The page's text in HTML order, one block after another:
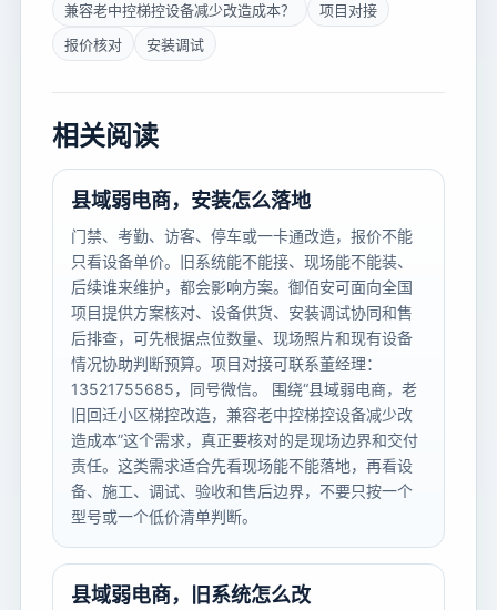
兼容老中控梯控设备减少改造成本？
项目对接
报价核对
安装调试
相关阅读
县域弱电商，安装怎么落地
门禁、考勤、访客、停车或一卡通改造，报价不能
只看设备单价。旧系统能不能接、现场能不能装、
后续谁来维护，都会影响方案。御佰安可面向全国
项目提供方案核对、设备供货、安装调试协同和售
后排查，可先根据点位数量、现场照片和现有设备
情况协助判断预算。项目对接可联系董经理：
13521755685，同号微信。 围绕“县域弱电商，老
旧回迁小区梯控改造，兼容老中控梯控设备减少改
造成本”这个需求，真正要核对的是现场边界和交付
责任。这类需求适合先看现场能不能落地，再看设
备、施工、调试、验收和售后边界，不要只按一个
型号或一个低价清单判断。
县域弱电商，旧系统怎么改